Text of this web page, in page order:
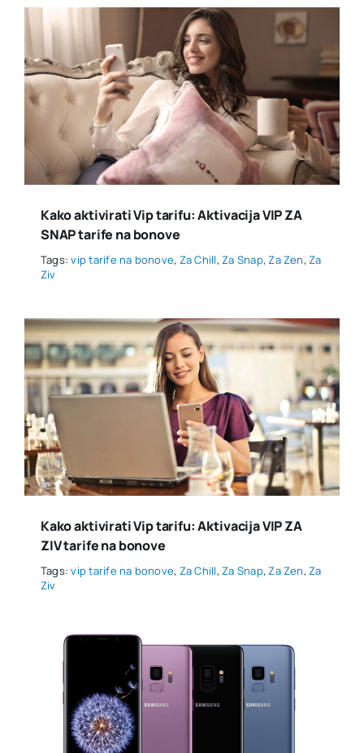
Kako aktivirati Vip tarifu: Aktivacija VIP ZA
SNAP tarife na bonove
Tags:vip tarife na bonove, Za Chill,Za Snap,Za Zen,Za
Ziv
Kako aktivirati Vip tarifu: Aktivacija VIP ZA
ZIV tarife na bonove
Tags:vip tarife na bonove, Za Chill,Za Snap,Za Zen,Za
Ziv